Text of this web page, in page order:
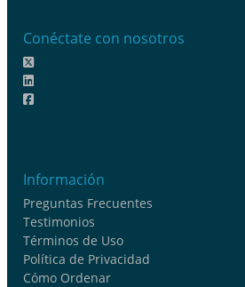
Conéctate con nosotros
Información
Preguntas Frecuentes
Testimonios
Términos de Uso
Política de Privacidad
Cómo Ordenar